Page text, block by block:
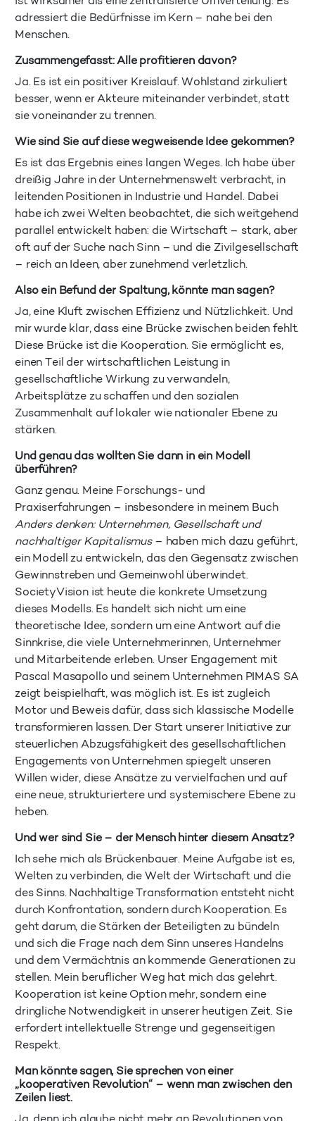
adressiert die Bedürfnisse im Kern – nahe bei den
Menschen.
Zusammengefasst: Alle profitieren davon?
Ja. Es ist ein positiver Kreislauf. Wohlstand zirkuliert
besser, wenn er Akteure miteinander verbindet, statt
sie voneinander zu trennen.
Wie sind Sie auf diese wegweisende Idee gekommen?
Es ist das Ergebnis eines langen Weges. Ich habe über
dreißig Jahre in der Unternehmenswelt verbracht, in
leitenden Positionen in Industrie und Handel. Dabei
habe ich zwei Welten beobachtet, die sich weitgehend
parallel entwickelt haben: die Wirtschaft – stark, aber
oft auf der Suche nach Sinn – und die Zivilgesellschaft
– reich an Ideen, aber zunehmend verletzlich.
Also ein Befund der Spaltung, könnte man sagen?
Ja, eine Kluft zwischen Effizienz und Nützlichkeit. Und
mir wurde klar, dass eine Brücke zwischen beiden fehlt.
Diese Brücke ist die Kooperation. Sie ermöglicht es,
einen Teil der wirtschaftlichen Leistung in
gesellschaftliche Wirkung zu verwandeln,
Arbeitsplätze zu schaffen und den sozialen
Zusammenhalt auf lokaler wie nationaler Ebene zu
stärken.
Und genau das wollten Sie dann in ein Modell
überführen?
Ganz genau. Meine Forschungs- und
Praxiserfahrungen – insbesondere in meinem Buch
Anders denken: Unternehmen, Gesellschaft und
nachhaltiger Kapitalismus– haben mich dazu geführt,
ein Modell zu entwickeln, das den Gegensatz zwischen
Gewinnstreben und Gemeinwohl überwindet.
SocietyVision ist heute die konkrete Umsetzung
dieses Modells. Es handelt sich nicht um eine
theoretische Idee, sondern um eine Antwort auf die
Sinnkrise, die viele Unternehmerinnen, Unternehmer
und Mitarbeitende erleben. Unser Engagement mit
Pascal Masapollo und seinem Unternehmen PIMAS SA
zeigt beispielhaft, was möglich ist. Es ist zugleich
Motor und Beweis dafür, dass sich klassische Modelle
transformieren lassen. Der Start unserer Initiative zur
steuerlichen Abzugsfähigkeit des gesellschaftlichen
Engagements von Unternehmen spiegelt unseren
Willen wider, diese Ansätze zu vervielfachen und auf
eine neue, strukturiertere und systemischere Ebene zu
heben.
Und wer sind Sie – der Mensch hinter diesem Ansatz?
Ich sehe mich als Brückenbauer. Meine Aufgabe ist es,
Welten zu verbinden, die Welt der Wirtschaft und die
des Sinns. Nachhaltige Transformation entsteht nicht
durch Konfrontation, sondern durch Kooperation. Es
geht darum, die Stärken der Beteiligten zu bündeln
und sich die Frage nach dem Sinn unseres Handelns
und dem Vermächtnis an kommende Generationen zu
stellen. Mein beruflicher Weg hat mich das gelehrt.
Kooperation ist keine Option mehr, sondern eine
dringliche Notwendigkeit in unserer heutigen Zeit. Sie
erfordert intellektuelle Strenge und gegenseitigen
Respekt.
Man könnte sagen, Sie sprechen von einer
„kooperativen Revolution“ – wenn man zwischen den
Zeilen liest.